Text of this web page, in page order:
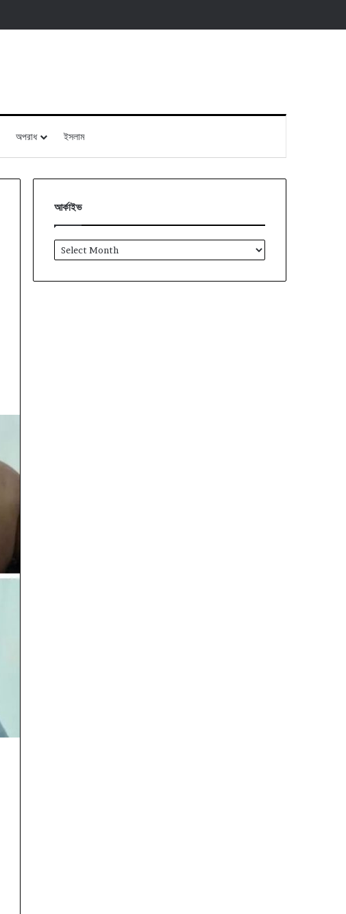
অপরাধ ইসলাম
আর্কাইভ
আর্কাইভ